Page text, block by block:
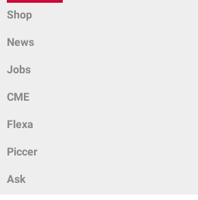
Shop
News
Jobs
CME
Flexa
Piccer
Ask